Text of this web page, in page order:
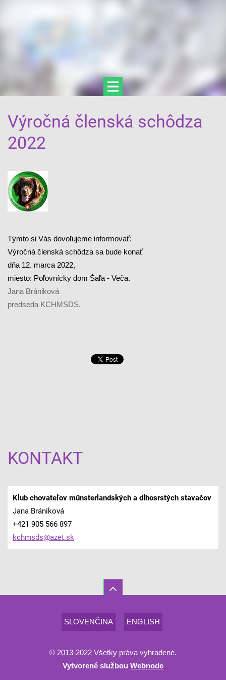
Výročná členská schôdza
2022
Týmto si Vás dovoľujeme informovať:
Výročná členská schôdza sa bude konať
dňa 12. marca 2022,
miesto: Poľovnícky dom Šaľa - Veča.
Jana Brániková
predseda KCHMSDS.
KONTAKT
Klub chovateľov műnsterlandských a dlhosrstých stavačov
Jana Brániková
+421 905 566 897
kchmsds@azet.sk
SLOVENČINA ENGLISH
© 2013-2022 Všetky práva vyhradené.
Vytvorené službou Webnode